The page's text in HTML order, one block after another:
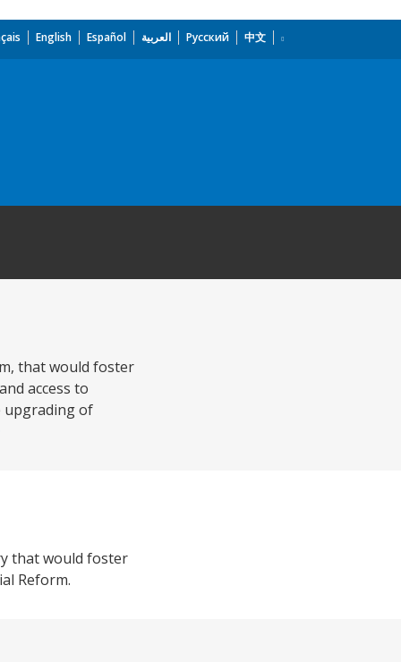
English Español العربية Русский 中文
that would foster
access to
upgrading of
that would foster
Reform.